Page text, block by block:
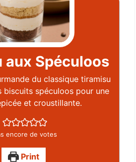
aux Spéculoos
du classique tiramisu
biscuits spéculoos pour une
et croustillante.
encore de votes
Print